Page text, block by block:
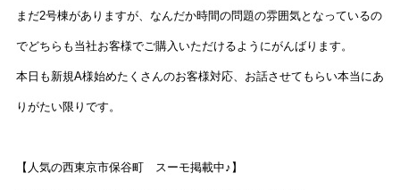
まだ2号棟がありますが、なんだか時間の問題の雰囲気となっているの
でどちらも当社お客様でご購入いただけるようにがんばります。
本日も新規A様始めたくさんのお客様対応、お話させてもらい本当にあ
りがたい限りです。
【人気の西東京市保谷町 スーモ掲載中♪】